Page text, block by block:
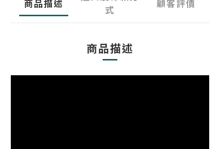
商品描述
式
顧客評價
商品描述